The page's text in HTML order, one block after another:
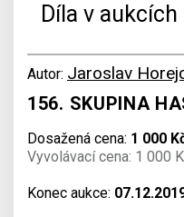
Díla v aukcích
Autor: Jaroslav
156. SKUPINA
Dosažená cena: 1 000
Vyvolávací cena: 1 000
Konec aukce: